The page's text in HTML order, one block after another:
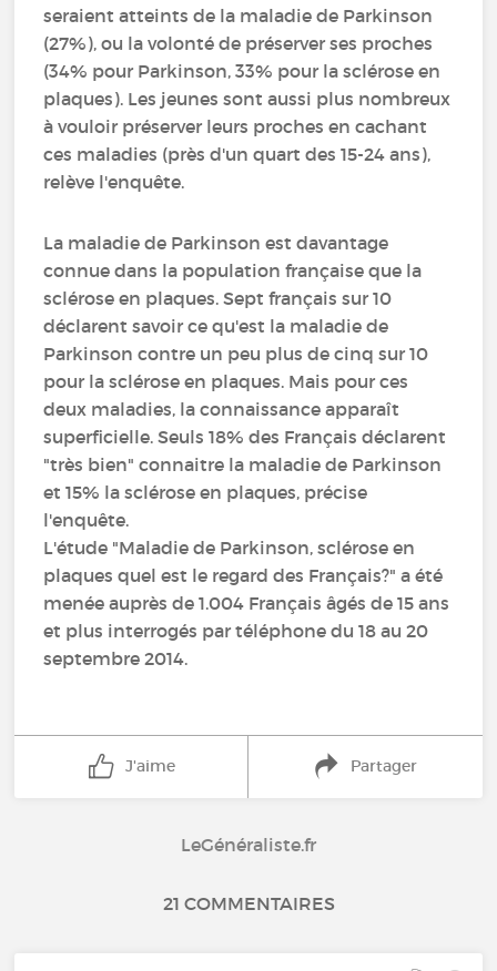
seraient atteints de la maladie de Parkinson
(27%), ou la volonté de préserver ses proches
(34% pour Parkinson, 33% pour la sclérose en
plaques). Les jeunes sont aussi plus nombreux
à vouloir préserver leurs proches en cachant
ces maladies (près d'un quart des 15-24 ans),
relève l'enquête.
La maladie de Parkinson est davantage
connue dans la population française que la
sclérose en plaques. Sept français sur 10
déclarent savoir ce qu'est la maladie de
Parkinson contre un peu plus de cinq sur 10
pour la sclérose en plaques. Mais pour ces
deux maladies, la connaissance apparaît
superficielle. Seuls 18% des Français déclarent
"très bien" connaitre la maladie de Parkinson
et 15% la sclérose en plaques, précise
l'enquête.
L'étude "Maladie de Parkinson, sclérose en
plaques quel est le regard des Français?" a été
menée auprès de 1.004 Français âgés de 15 ans
et plus interrogés par téléphone du 18 au 20
septembre 2014.
J'aime Partager
LeGénéraliste.fr
21 COMMENTAIRES